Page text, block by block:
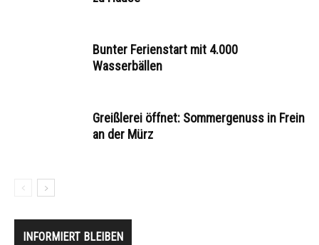
Bunter Ferienstart mit 4.000
Wasserbällen
Greißlerei öffnet: Sommergenuss in Frein
an der Mürz
INFORMIERT BLEIBEN